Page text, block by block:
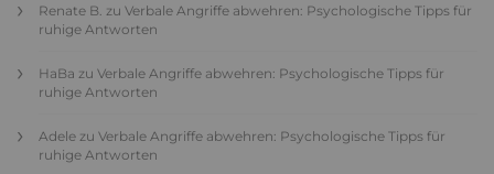
Renate B. zu Verbale Angriffe abwehren: Psychologische Tipps für
ruhige Antworten
HaBa zu Verbale Angriffe abwehren: Psychologische Tipps für
ruhige Antworten
Adele zu Verbale Angriffe abwehren: Psychologische Tipps für
ruhige Antworten